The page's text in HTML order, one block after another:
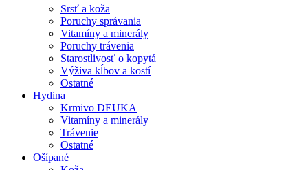
Srsť a koža
Poruchy správania
Vitamíny a minerály
Poruchy trávenia
Starostlivosť o kopytá
Výživa kĺbov a kostí
Ostatné
Hydina
Krmivo DEUKA
Vitamíny a minerály
Trávenie
Ostatné
Ošípané